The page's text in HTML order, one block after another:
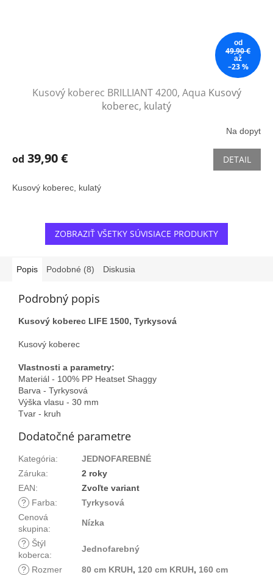
od
49,90 €
až
–23 %
Kusový koberec BRILLIANT 4200, Aqua Kusový
koberec, kulatý
Na dopyt
od 39,90 € DETAIL
Kusový koberec, kulatý
ZOBRAZIŤ VŠETKY SÚVISIACE PRODUKTY
Popis Podobné (8) Diskusia
Podrobný popis
Kusový koberec LIFE 1500, Tyrkysová
Kusový koberec
Vlastnosti a parametry:
Materiál - 100% PP Heatset Shaggy
Barva - Tyrkysová
Výška vlasu - 30 mm
Tvar - kruh
Dodatočné parametre
Kategória:
JEDNOFAREBNÉ
Záruka:
2 roky
EAN:
Zvoľte variant
?
Farba:
Tyrkysová
Cenová
skupina:
Nízka
?
Štýl
koberca:
Jednofarebný
?
Rozmer
80 cm KRUH, 120 cm KRUH, 160 cm